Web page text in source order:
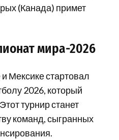
(Канада) примет
мира-2026
Мексике стартовал
2026, который
турнир станет
команд, сыгранных